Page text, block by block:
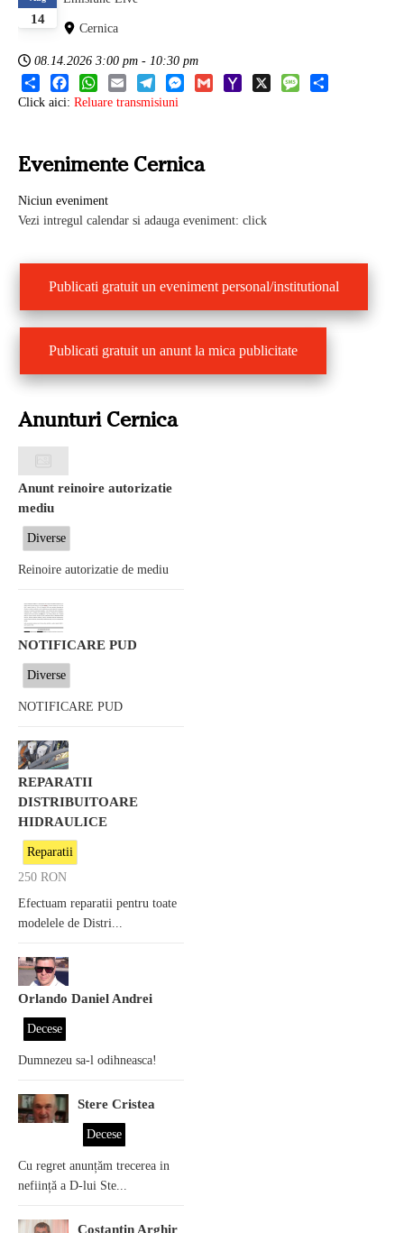
14
Cernica
08.14.2026 3:00 pm - 10:30 pm
ShareFacebookWhatsApp
EmailTelegramMessenger
Click aici: Reluare transmisiuni
Evenimente Cernica
Niciun eveniment
Vezi intregul calendar si adauga eveniment: click
Publicati gratuit un eveniment personal/institutional
Publicati gratuit un anunt la mica publicitate
Anunturi Cernica
Anunt reinoire autorizatie
mediu
Diverse
Reinoire autorizatie de mediu
NOTIFICARE PUD
Diverse
NOTIFICARE PUD
REPARATII
DISTRIBUITOARE
HIDRAULICE
Reparatii
250 RON
Efectuam reparatii pentru toate
modelele de Distri...
Orlando Daniel Andrei
Decese
Dumnezeu sa-l odihneasca!
Stere Cristea
Decese
Cu regret anunțăm trecerea in
neființă a D-lui Ste...
Costantin Arghir